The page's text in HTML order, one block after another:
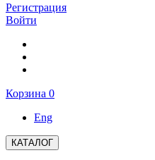
Регистрация
Войти
Корзина 0
Eng
КАТАЛОГ